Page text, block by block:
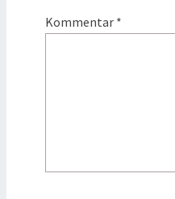
Kommentar *